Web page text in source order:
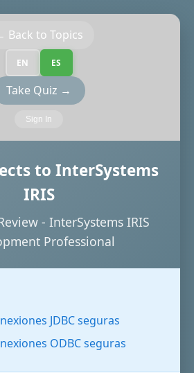
Back to Topics
EN ES
Take Quiz →
Sign In
to InterSystems
IRIS
- InterSystems IRIS
Professional
JDBC seguras
ODBC seguras